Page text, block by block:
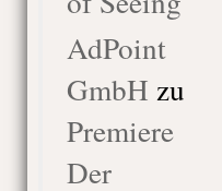
AdPoint
GmbH zu
Premiere
Der